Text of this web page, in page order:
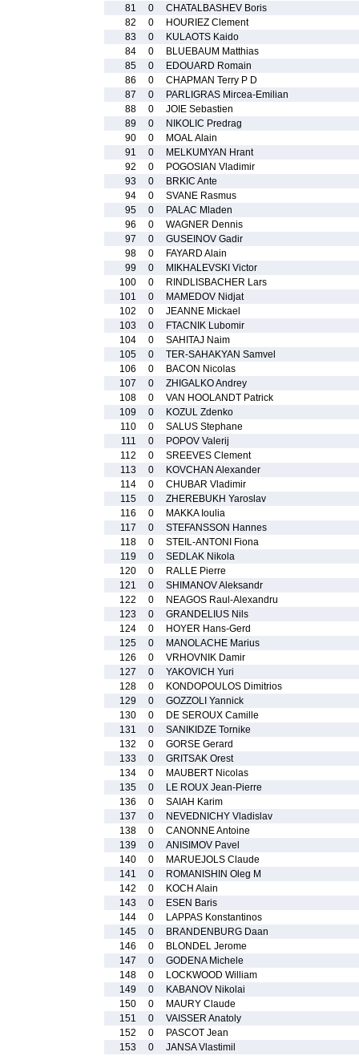
81
0
CHATALBASHEV Boris
82
0
HOURIEZ Clement
83
0
KULAOTS Kaido
84
0
BLUEBAUM Matthias
85
0
EDOUARD Romain
86
0
CHAPMAN Terry P D
87
0
PARLIGRAS Mircea-Emilian
88
0
JOIE Sebastien
89
0
NIKOLIC Predrag
90
0
MOAL Alain
91
0
MELKUMYAN Hrant
92
0
POGOSIAN Vladimir
93
0
BRKIC Ante
94
0
SVANE Rasmus
95
0
PALAC Mladen
96
0
WAGNER Dennis
97
0
GUSEINOV Gadir
98
0
FAYARD Alain
99
0
MIKHALEVSKI Victor
100
0
RINDLISBACHER Lars
101
0
MAMEDOV Nidjat
102
0
JEANNE Mickael
103
0
FTACNIK Lubomir
104
0
SAHITAJ Naim
105
0
TER-SAHAKYAN Samvel
106
0
BACON Nicolas
107
0
ZHIGALKO Andrey
108
0
VAN HOOLANDT Patrick
109
0
KOZUL Zdenko
110
0
SALUS Stephane
111
0
POPOV Valerij
112
0
SREEVES Clement
113
0
KOVCHAN Alexander
114
0
CHUBAR Vladimir
115
0
ZHEREBUKH Yaroslav
116
0
MAKKA Ioulia
117
0
STEFANSSON Hannes
118
0
STEIL-ANTONI Fiona
119
0
SEDLAK Nikola
120
0
RALLE Pierre
121
0
SHIMANOV Aleksandr
122
0
NEAGOS Raul-Alexandru
123
0
GRANDELIUS Nils
124
0
HOYER Hans-Gerd
125
0
MANOLACHE Marius
126
0
VRHOVNIK Damir
127
0
YAKOVICH Yuri
128
0
KONDOPOULOS Dimitrios
129
0
GOZZOLI Yannick
130
0
DE SEROUX Camille
131
0
SANIKIDZE Tornike
132
0
GORSE Gerard
133
0
GRITSAK Orest
134
0
MAUBERT Nicolas
135
0
LE ROUX Jean-Pierre
136
0
SAIAH Karim
137
0
NEVEDNICHY Vladislav
138
0
CANONNE Antoine
139
0
ANISIMOV Pavel
140
0
MARUEJOLS Claude
141
0
ROMANISHIN Oleg M
142
0
KOCH Alain
143
0
ESEN Baris
144
0
LAPPAS Konstantinos
145
0
BRANDENBURG Daan
146
0
BLONDEL Jerome
147
0
GODENA Michele
148
0
LOCKWOOD William
149
0
KABANOV Nikolai
150
0
MAURY Claude
151
0
VAISSER Anatoly
152
0
PASCOT Jean
153
0 JANSA Vlastimil